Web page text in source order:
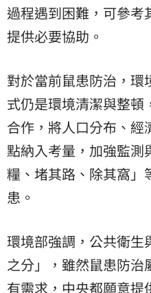
過程遇到困難，可參考
提供必要協助。
對於當前鼠患防治，環
式仍是環境清潔與整頓
合作，將人口分布、
點納入考量，加強監測
糧、堵其路、除其窩」
患。
環境部強調，公共衛生
之分」，雖然鼠患防治
有需求，中央都願意